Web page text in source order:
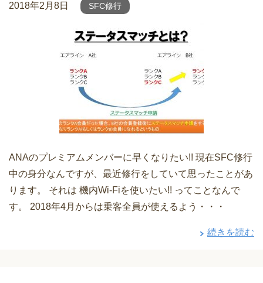
2018年2月8日 SFC修行
ANAのプレミアムメンバーに早くなりたい!! 現在SFC修行
中の身分なんですが、最近修行をしていて思ったことがあ
ります。 それは 機内Wi-Fiを使いたい!! ってことなんで
す。 2018年4月からは乗客全員が使えるよう・・・
続きを読む